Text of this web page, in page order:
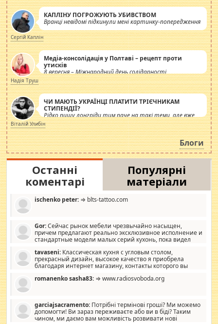
КАПЛІНУ ПОГРОЖУЮТЬ УБИВСТВОМ
Вранці невідомі підкинули мені картинку-попередження
Сергій Каплін
Медіа-консолідація у Полтаві – рецепт проти
утисків
8 вересня – Міжнародний день солідарності
журналістів.
Надія Труш
ЧИ МАЮТЬ УКРАЇНЦІ ПЛАТИТИ ТРІЄЧНИКАМ
СТИПЕНДІЇ?
Рідко пишу лонгріди тим паче на такі теми, але вже
просто дістало! Обурюють сьогоднішні інсенуації
навколо стипендіального питання. Штучно
роздувається ще одна соціальна катастрофа.
Віталій Улибін
Блоги
Останні
коментарі
Популярні
матеріали
ischenko peter: ⇒ blts-tattoo.com
Gor:Сейчас рынок мебели чрезвычайно насыщен,
причем предлагают реально эксклюзивное исполнение и
стандартные модели малых серий кухонь, пока видел
стандартные формы, в MebelOk, креативненько и что главное -
со вкусом все в порядке, без ненужных наворотов удорожающих
мебель, а это не последний фактор.
tavaseni: Классическая кухня с угловым столом,
прекрасный дизайн, высокое качество я приобрела
благодаря интернет магазину, контакты которого вы
romanenko sasha83: ⇒ www.radiosvoboda.org
garciajsacramento: Потрібні термінові гроші? Ми можемо
допомогти! Ви зараз переживаєте або ви в біді? Таким
чином, ми даємо вам можливість розвивати нові